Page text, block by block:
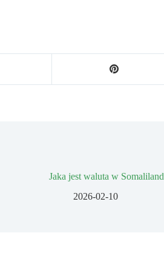
Jaka jest waluta w
2026-02-10